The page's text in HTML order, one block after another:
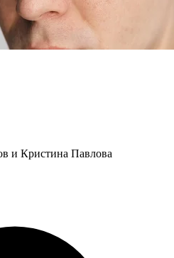
и Кристина Павлова